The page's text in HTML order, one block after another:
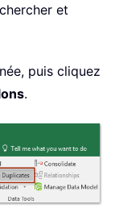
et
puis cliquez
.